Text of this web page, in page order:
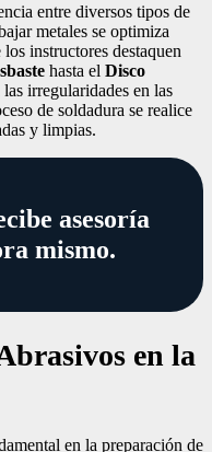
entre diversos tipos de
metales se optimiza
instructores destaquen
hasta el Disco
irregularidades en las
de soldadura se realice
y limpias.
asesoría
mismo.
en la
en la preparación de